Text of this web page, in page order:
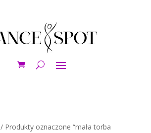
/ Produkty oznaczone “mała torba